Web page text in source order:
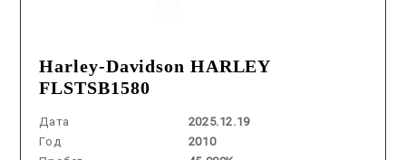
Harley-Davidson HARLEY
FLSTSB1580
Дата
2025.12.19
Год
2010